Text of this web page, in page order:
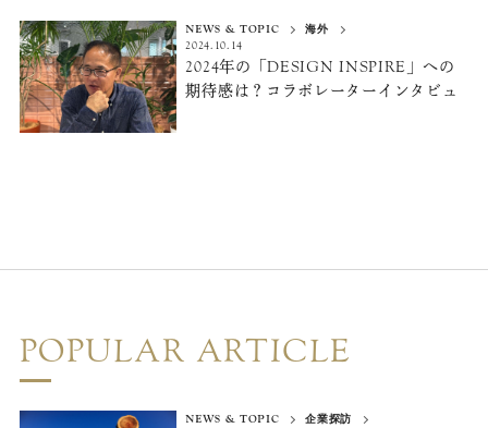
NEWS & TOPIC
海外
2024.10.14
2024年の「DESIGN INSPIRE」への
期待感は？コラボレーターインタビュ
POPULAR ARTICLE
NEWS & TOPIC
企業探訪